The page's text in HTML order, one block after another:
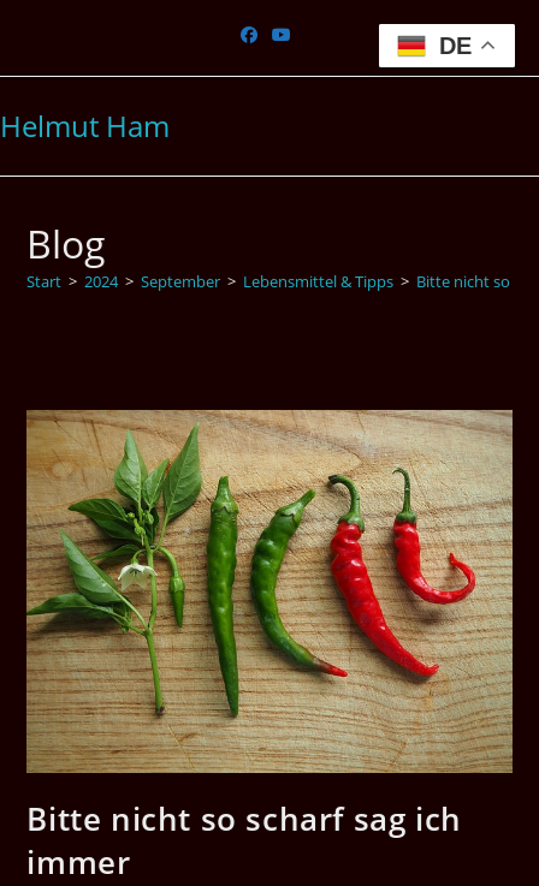
springen
Helmut Ham
Blog
Start > 2024 > September > Lebensmittel & Tipps > Bitte nicht so
Bitte nicht so scharf sag ich
immer
DE